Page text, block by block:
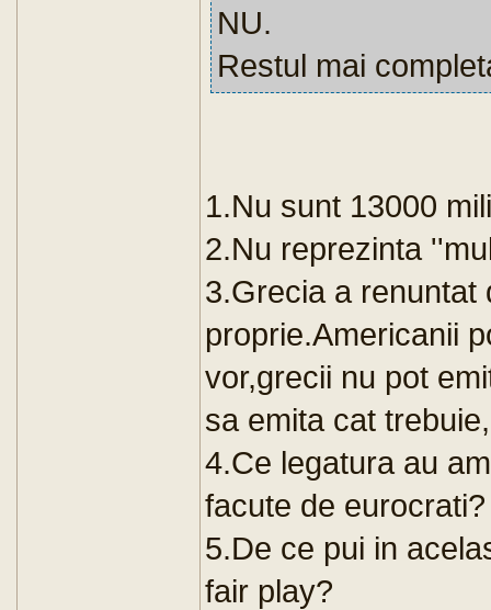
NU.
Restul mai
1.Nu sunt 13000
2.Nu reprezinta
3.Grecia a renuntat
proprie.Americanii
vor,grecii nu pot
sa emita cat
4.Ce legatura au
facute de eurocrati?
5.De ce pui in
fair play?